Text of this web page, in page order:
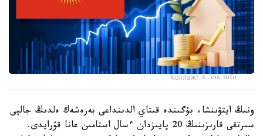
Коллаж: e-cis.info
ونىڭ ايتۋىنشا، بۇگىندە قىتاي الدىنداعى بەرەشەك ەلدىڭ جالپى
سىرتقى قارىزىنىڭ 20 پايىزدان ءسال استامىن عانا قۇرايدى.